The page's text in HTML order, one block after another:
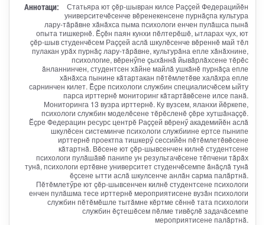
Аннотаци:
Статьяра ют çĕр-шывран килсе Раççей Федерацийĕн
университечĕсенче вĕренекенсене пурнăçпа культура
лару-тăрăвне хăнăхса пыма психологи енчен пулăшса пынă
опыта тишкернĕ. Ĕçĕн паян кунхи пĕлтерĕшĕ, ытларах чух, ют
çĕр-шыв студенчĕсем Раççей аслă шкулĕсенче вĕреннĕ май тĕл
пулакан урăх пурнăç лару-тăрăвне, культурăна епле хăнăхнине,
психологие, вĕренӳпе çыхăннă йывăрлăхсене тĕрĕс
ăнланнинчен, студентсен хăйне майлă ушкăнĕ пурнăçа епле
хăнăхса пынине кăтартакан пĕтĕмлетĕве халăхра епле
сарнинчен килет. Ĕçре психологи службин специалисчĕсем ыйту
парса ирттернĕ мониторинг кăтартăвĕсене илсе панă.
Мониторинга 13 вузра ирттернĕ. Ку вузсем, яланхи йĕркепе,
психологи службин моделĕсене тĕрĕсленĕ çĕре хутшăнаççĕ.
Ĕçре Федерацин ресурс центрĕ Раççей вĕренӳ академийĕн аслă
шкулĕсен системинче психологи службиине ертсе пынипе
ирттернĕ проектпа тишкерӳ сессийĕн пĕтĕмлетĕвĕсене
кăтартнă. Вĕсене ют çĕр-шывсенчен килнĕ студентсене
психологи пулăшăвĕ панипе ун результачĕсене тĕпчени тăрăх
тунă, психологи ертĕвне университет студенчĕсемпе ăнăçлă тунă
ĕçсене ытти аслă шкулсенче анлăн сарма палăртнă.
Пĕтĕмлетӳре ют çĕр-шывсенчен килнĕ студентсене психологи
енчен пулăшма тесе ирттернĕ мероприятисене вузăн психологи
службин пĕтĕмĕшле тытăмне кĕртме сĕннĕ тата психологи
службин ĕçтешĕсем пĕлме тивĕçлĕ задачăсемпе
мероприятисене палăртнă.